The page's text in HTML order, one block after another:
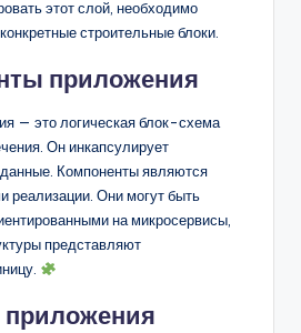
этот слой, необходимо
строительные блоки.
приложения
— это логическая блок-схема
Он инкапсулирует
Компоненты являются
реализации. Они могут быть
на микросервисы,
представляют